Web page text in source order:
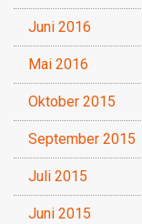
Juni 2016
Mai 2016
Oktober 2015
September 2015
Juli 2015
Juni 2015